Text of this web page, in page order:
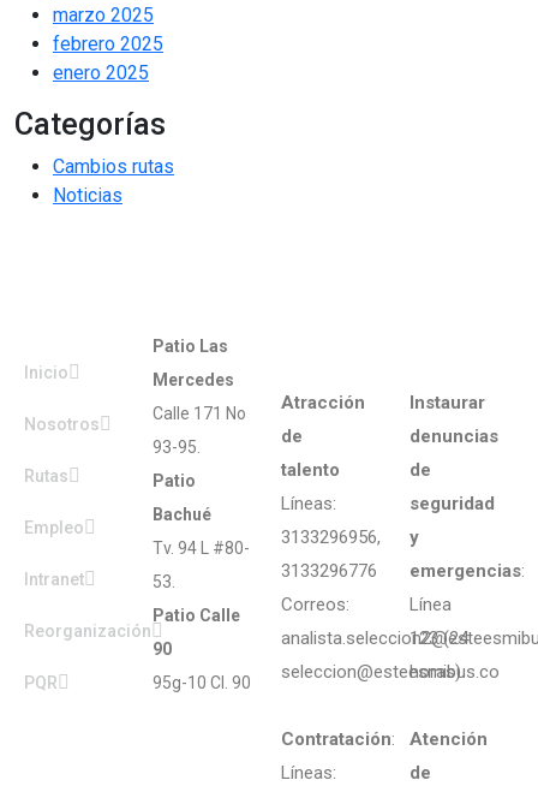
marzo 2025
febrero 2025
enero 2025
Categorías
Cambios rutas
Noticias
Inicio
Nosotros
Rutas
Empleo
Intranet
Reorganización
PQR
Patio Las
Mercedes
Calle 171 No
93-95.
Patio
Bachué
Tv. 94 L #80-
53.
Patio Calle
90
95g-10 Cl. 90
Atracción
de
talento
Líneas:
3133296956,
3133296776
Correos:
seleccion@esteesmibus.co
Contratación:
Líneas:
Instaurar
denuncias
de
seguridad
y
emergencias:
Línea
123 (24
horas)
Atención
de